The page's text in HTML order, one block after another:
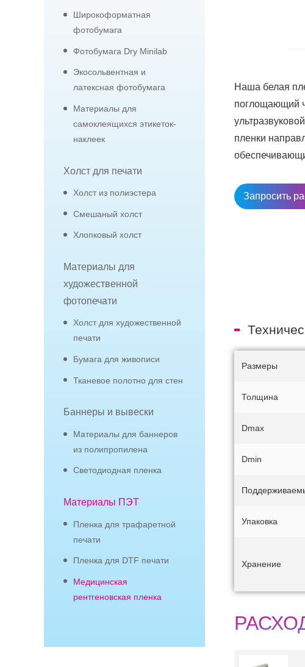
Наша белая
поглощающий
пленки
Запросить
Размеры
Толщина
Dmax
Dmin
Упаковка
Хранение
Широкоформатная
фотобумага
Фотобумага Dry Minilab
Экосольвентная и
латексная фотобумага
Материалы для
самоклеящихся этикеток-
наклеек
Холст для печати
Холст из полиэстера
Смешаный холст
Хлопковый холст
Материалы для
художественной
фотопечати
Холст для художественной
печати
Бумага для живописи
Тканевое полотно для стен
Баннеры и вывески
Материалы для баннеров
из полипропилена
Светодиодная пленка
Материалы ПЭТ
Пленка для трафаретной
печати
Пленка для DTF печати
Медицинская
рентгеновская пленка